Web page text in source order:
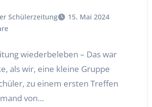
Schülerzeitung
15. Mai 2024
wiederbeleben – Das war
als wir, eine kleine Gruppe
zu einem ersten Treffen
von…